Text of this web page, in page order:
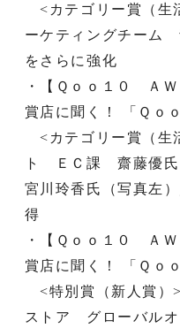
<カテゴリー賞（
ーケティングチーム
をさらに強化
・【Ｑｏｏ１０ Ａ
賞店に聞く！ 「Ｑｏ
<カテゴリー賞（生
ト ＥＣ課 齋藤優
宮川玲香氏（写真左
得
・【Ｑｏｏ１０ Ａ
賞店に聞く！ 「Ｑｏ
<特別賞（新人賞
ストア グローバルオ